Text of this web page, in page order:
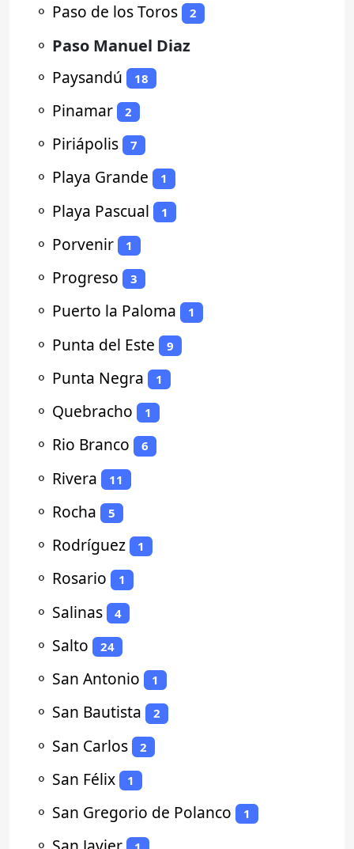
⚬ Paso de los Toros 2
⚬ Paso Manuel Diaz
⚬ Paysandú 18
⚬ Pinamar 2
⚬ Piriápolis 7
⚬ Playa Grande 1
⚬ Playa Pascual 1
⚬ Porvenir 1
⚬ Progreso 3
⚬ Puerto la Paloma 1
⚬ Punta del Este 9
⚬ Punta Negra 1
⚬ Quebracho 1
⚬ Rio Branco 6
⚬ Rivera 11
⚬ Rocha 5
⚬ Rodríguez 1
⚬ Rosario 1
⚬ Salinas 4
⚬ Salto 24
⚬ San Antonio 1
⚬ San Bautista 2
⚬ San Carlos 2
⚬ San Félix 1
⚬ San Gregorio de Polanco 1